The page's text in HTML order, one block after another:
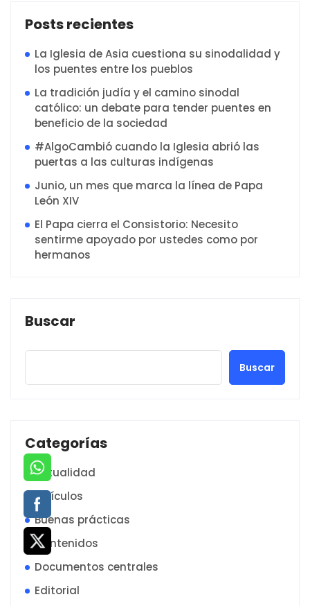
Posts recientes
La Iglesia de Asia cuestiona su sinodalidad y
los puentes entre los pueblos
La tradición judía y el camino sinodal
católico: un debate para tender puentes en
beneficio de la sociedad
#AlgoCambió cuando la Iglesia abrió las
puertas a las culturas indígenas
Junio, un mes que marca la línea de Papa
León XIV
El Papa cierra el Consistorio: Necesito
sentirme apoyado por ustedes como por
hermanos
Buscar
Buscar
Categorías
Actualidad
Artículos
Buenas prácticas
Contenidos
Documentos centrales
Editorial